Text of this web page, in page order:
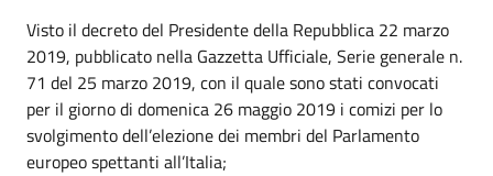
Visto il decreto del Presidente della Repubblica 22 marzo
2019, pubblicato nella Gazzetta Ufficiale, Serie generale n.
71 del 25 marzo 2019, con il quale sono stati convocati
per il giorno di domenica 26 maggio 2019 i comizi per lo
svolgimento dell’elezione dei membri del Parlamento
europeo spettanti all’Italia;